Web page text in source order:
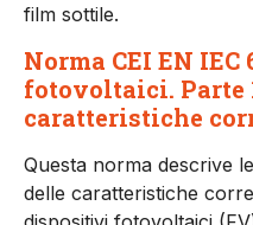
film sottile.
Norma CEI EN
fotovoltaici. Parte
caratteristiche
Questa norma descrive
delle caratte­ristiche